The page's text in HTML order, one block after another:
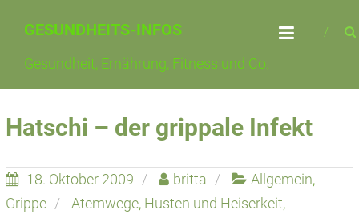
GESUNDHEITS-INFOS
Gesundheit, Ernährung, Fitness und Co.
Hatschi – der grippale Infekt
18. Oktober 2009 britta Allgemein,
Grippe
Atemwege, Husten und Heiserkeit,